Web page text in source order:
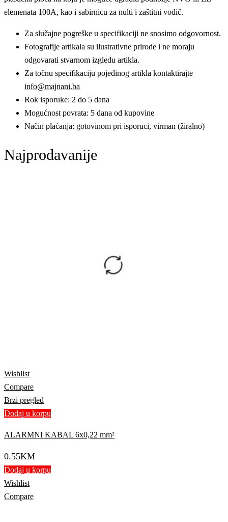
elemenata 100A, kao i sabirnicu za nulti i zaštitni vodič.
Za slučajne pogreške u specifikaciji ne snosimo odgovornost.
Fotografije artikala su ilustrativne prirode i ne moraju
odgovarati stvarnom izgledu artikla.
Za točnu specifikaciju pojedinog artikla kontaktirajte
info@majnani.ba
Rok isporuke: 2 do 5 dana
Mogućnost povrata: 5 dana od kupovine
Način plaćanja: gotovinom pri isporuci, virman (žiralno)
Najprodavanije
Wishlist
Compare
Brzi pregled
Dodaj u korpu
ALARMNI KABAL 6x0,22 mm²
0.55KM
Dodaj u korpu
Wishlist
Compare